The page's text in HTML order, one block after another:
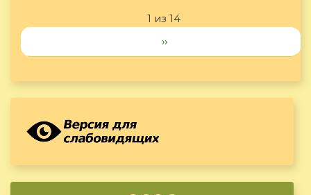
1 из 14
››